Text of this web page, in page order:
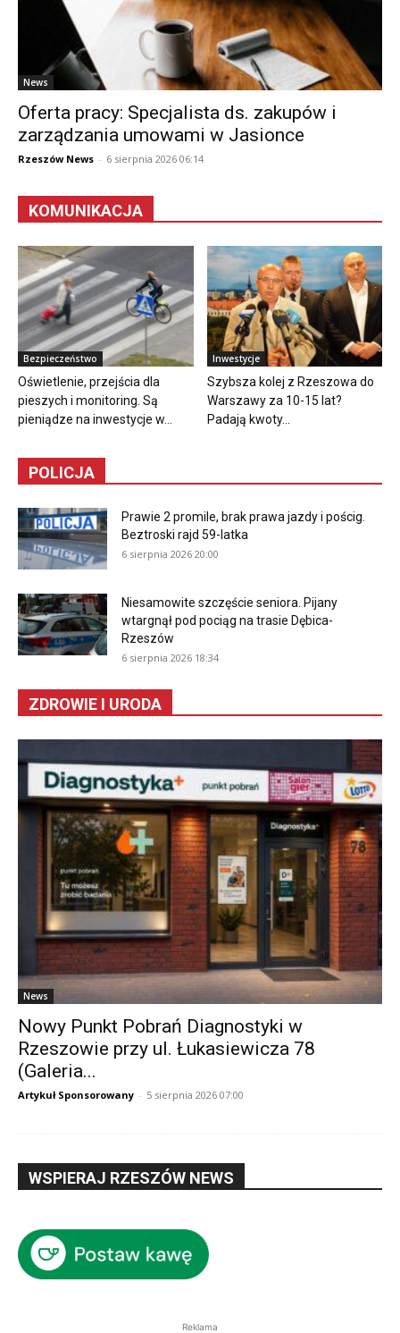
News
Oferta pracy: Specjalista ds. zakupów i
zarządzania umowami w Jasionce
Rzeszów News - 6 sierpnia 2026 06:14
KOMUNIKACJA
Bezpieczeństwo
Oświetlenie, przejścia dla
pieszych i monitoring. Są
pieniądze na inwestycje w...
Inwestycje
Szybsza kolej z Rzeszowa do
Warszawy za 10-15 lat?
Padają kwoty...
POLICJA
Prawie 2 promile, brak prawa jazdy i pościg.
Beztroski rajd 59-latka
6 sierpnia 2026 20:00
Niesamowite szczęście seniora. Pijany
wtargnął pod pociąg na trasie Dębica-
Rzeszów
6 sierpnia 2026 18:34
ZDROWIE I URODA
News
Nowy Punkt Pobrań Diagnostyki w
Rzeszowie przy ul. Łukasiewicza 78
(Galeria...
Artykuł Sponsorowany - 5 sierpnia 2026 07:00
WSPIERAJ RZESZÓW NEWS
Reklama